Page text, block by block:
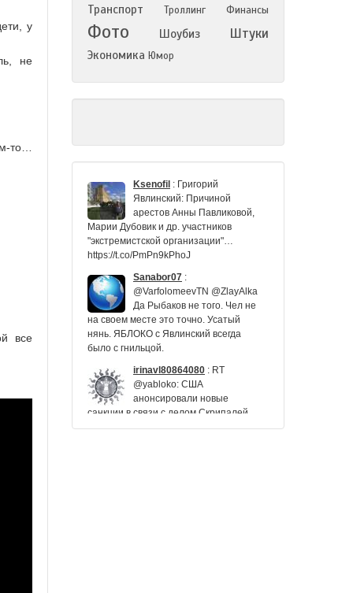
у
не
то…
все
Транспорт Троллинг Финансы
Фото Шоубиз Штуки
Экономика Юмор
Ksenofil : Григорий
Явлинский: Причиной
арестов Анны Павликовой,
Марии Дубовик и др. участников
"экстремистской организации"…
https://t.co/PmPn9kPhoJ
Sanabor07 :
@VarfolomeevTN @ZlayAlka
Да Рыбаков не того. Чел не
на своем месте это точно. Усатый
нянь. ЯБЛОКО с Явлинский всегда
было с гнильцой.
irinavl80864080 : RT
@yabloko: США
анонсировали новые
санкции в связи с делом Скрипалей,
доллар за сутки вырос на 3 рубля, а